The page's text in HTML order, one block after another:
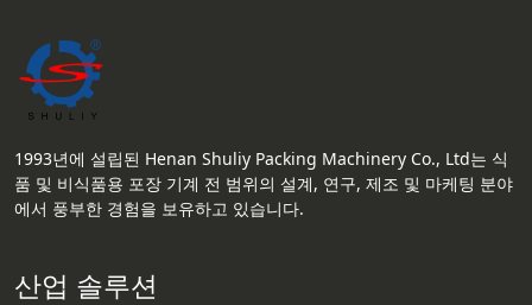
1993년에 설립된 Henan Shuliy Packing Machinery Co., Ltd는 식
품 및 비식품용 포장 기계 전 범위의 설계, 연구, 제조 및 마케팅 분야
에서 풍부한 경험을 보유하고 있습니다.
산업 솔루션